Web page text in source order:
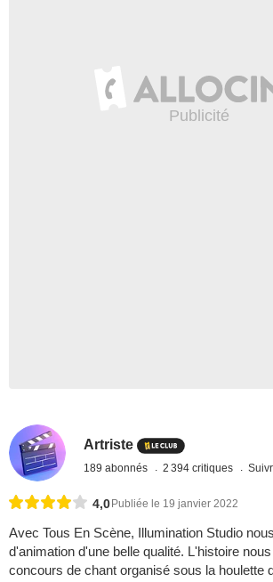
Artriste
189 abonnés 2 394 critiques
4,0 Publiée le 19 janvier 2022
Avec Tous En Scène, Illumination Studio
d'animation d'une belle qualité. L'histoire
concours de chant organisé sous la houlette